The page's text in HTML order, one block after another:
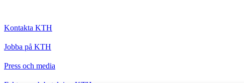
Kontakta KTH
Jobba på KTH
Press och media